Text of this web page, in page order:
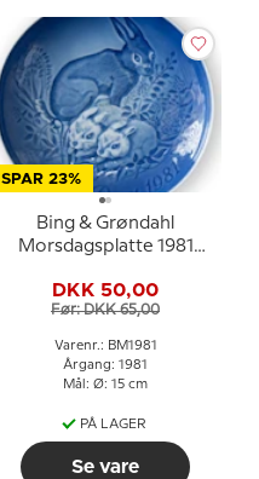
SPAR 23%
Bing & Grøndahl
Morsdagsplatte 1981
DKK 50,00
Før: DKK 65,00
Varenr.: BM1981
Årgang: 1981
Mål: Ø: 15 cm
PÅ LAGER
Se vare